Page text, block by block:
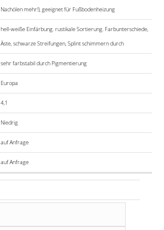
Nachölen mehr!), geeignet für Fußbodenheizung
hell-weiße Einfärbung. rustikale Sortierung. Farbunterschiede,
Äste, schwarze Streifungen, Splint schimmern durch
sehr farbstabil durch Pigmentierung
Europa
4,1
Niedrig
auf Anfrage
auf Anfrage